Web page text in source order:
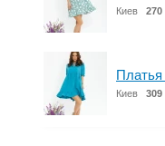
Киев 270
Киев 309